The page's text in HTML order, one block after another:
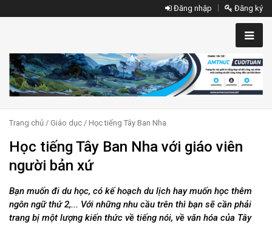
Đăng nhập Đăng ký
Trang chủ / Giáo dục / Học tiếng Tây Ban Nha
Học tiếng Tây Ban Nha với giáo viên
người bản xứ
Bạn muốn đi du học, có kế hoạch du lịch hay muốn học thêm
ngôn ngữ thứ 2,... Với những nhu cầu trên thì bạn sẽ cần phải
trang bị một lượng kiến thức về tiếng nói, về văn hóa của Tây